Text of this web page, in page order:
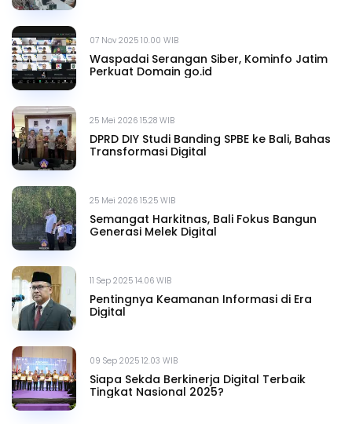
07 Nov 2025 10.00 WIB
Waspadai Serangan Siber, Kominfo Jatim
Perkuat Domain go.id
25 Mei 2026 15.28 WIB
DPRD DIY Studi Banding SPBE ke Bali, Bahas
Transformasi Digital
25 Mei 2026 15.25 WIB
Semangat Harkitnas, Bali Fokus Bangun
Generasi Melek Digital
11 Sep 2025 14.06 WIB
Pentingnya Keamanan Informasi di Era
Digital
09 Sep 2025 12.03 WIB
Siapa Sekda Berkinerja Digital Terbaik
Tingkat Nasional 2025?